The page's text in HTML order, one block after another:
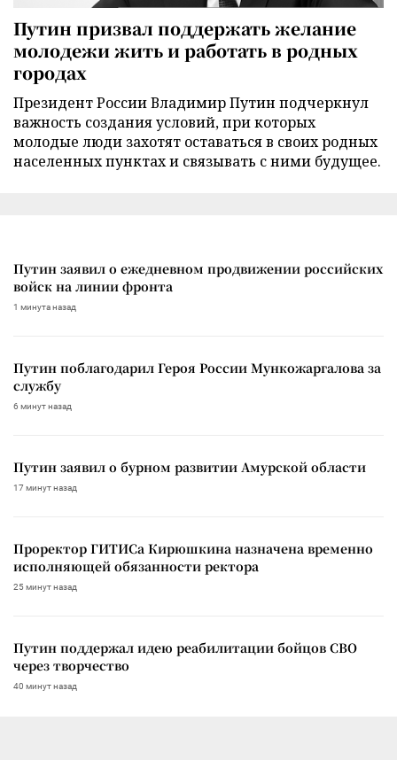
Путин призвал поддержать желание
молодежи жить и работать в родных
городах
Президент России Владимир Путин подчеркнул
важность создания условий, при которых
молодые люди захотят оставаться в своих родных
населенных пунктах и связывать с ними будущее.
Путин заявил о ежедневном продвижении российских
войск на линии фронта
1 минута назад
Путин поблагодарил Героя России Мункожаргалова за
службу
6 минут назад
Путин заявил о бурном развитии Амурской области
17 минут назад
Проректор ГИТИСа Кирюшкина назначена временно
исполняющей обязанности ректора
25 минут назад
Путин поддержал идею реабилитации бойцов СВО
через творчество
40 минут назад